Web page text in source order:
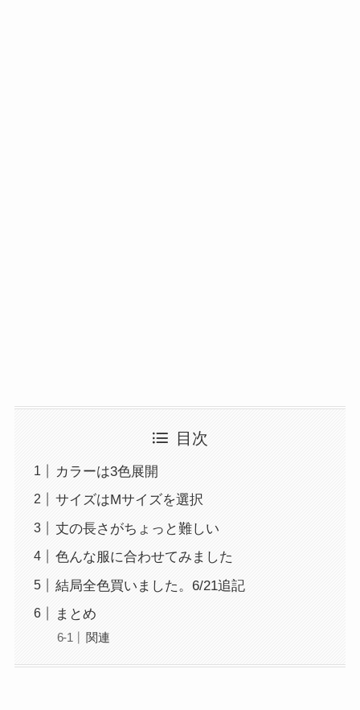
目次
カラーは3色展開
サイズはMサイズを選択
丈の長さがちょっと難しい
色んな服に合わせてみました
結局全色買いました。6/21追記
まとめ
関連